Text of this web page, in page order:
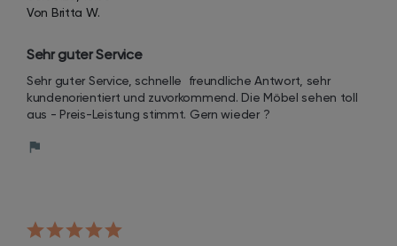
Von Britta W.
Sehr guter Service
Sehr guter Service, schnelle  freundliche Antwort, sehr
kundenorientiert und zuvorkommend. Die Möbel sehen toll
aus - Preis-Leistung stimmt. Gern wieder ?